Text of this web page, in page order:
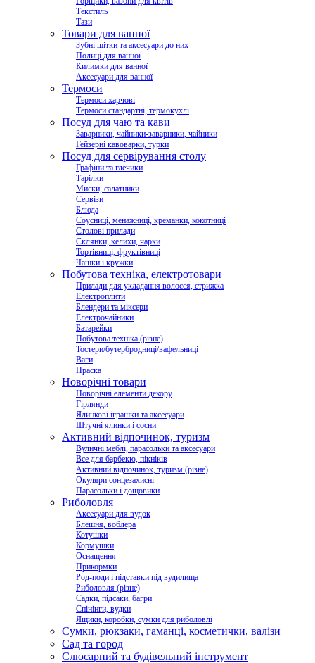
Текстиль
Тази
Товари для ванної
Зубні щітки та аксесуари до них
Полиці для ванної
Килимки для ванної
Аксесуари для ванної
Термоси
Термоси харчові
Термоси стандартні, термокухлі
Посуд для чаю та кави
Заварники, чайники-заварники, чайники
Гейзерні кавоварки, турки
Посуд для сервірування столу
Графіни та глечики
Тарілки
Миски, салатники
Сервізи
Блюда
Соусниці, менажниці, креманки, кокотниці
Столові прилади
Склянки, келихи, чарки
Тортівниці, фруктівниці
Чашки і кружки
Побутова техніка, електротовари
Прилади для укладання волосся, стрижка
Електроплити
Блендери та міксери
Електрочайники
Батарейки
Побутова техніка (різне)
Тостери/бутербродниці/вафельниці
Ваги
Праска
Новорічні товари
Новорічні елементи декору
Гірлянди
Ялинкові іграшки та аксесуари
Штучні ялинки і сосни
Активний відпочинок, туризм
Вуличні меблі, парасольки та аксесуари
Все для барбекю, пікніків
Активний відпочинок, туризм (різне)
Окуляри сонцезахисні
Парасольки і дощовики
Риболовля
Аксесуари для вудок
Блешня, воблера
Котушки
Кормушки
Оснащення
Прикормки
Род-поди і підставки під вудилища
Риболовля (різне)
Садки, підсаки, багри
Спінінги, вудки
Ящики, коробки, сумки для риболовлі
Сумки, рюкзаки, гаманці, косметички, валізи
Сад та город
Слюсарний та будівельний інструмент